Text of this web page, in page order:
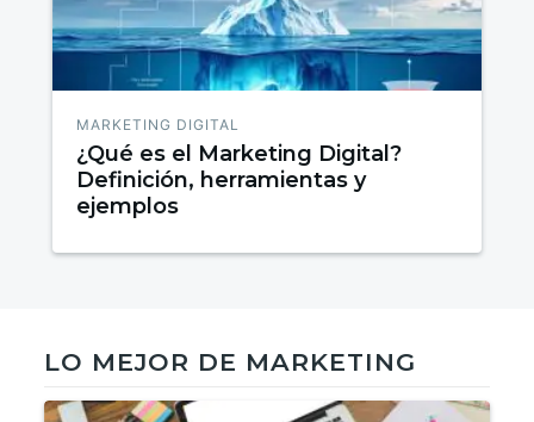
MARKETING DIGITAL
¿Qué es el Marketing Digital?
Definición, herramientas y
ejemplos
LO MEJOR DE MARKETING